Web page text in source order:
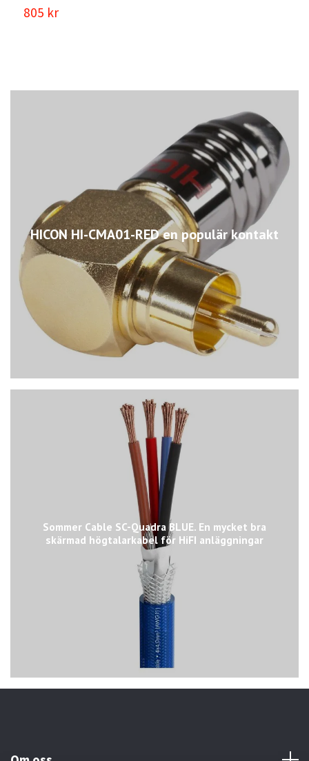
HICON HI-CMA01-RED en populär kontakt
Sommer Cable SC-Quadra BLUE. En mycket bra
skärmad högtalarkabel för HiFI anläggningar
805 kr